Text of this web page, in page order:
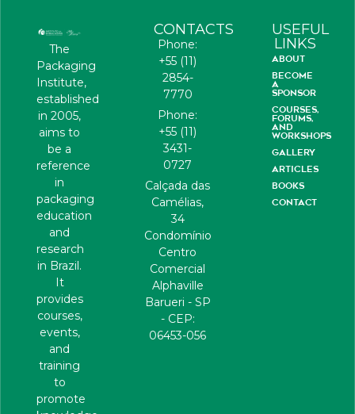
The
Packaging
Institute,
established
in 2005,
aims to
be a
reference
in
packaging
education
and
research
in Brazil.
It
provides
courses,
events,
and
training
to
promote
CONTACTS
Phone:
+55 (11)
2854-
7770
Phone:
+55 (11)
3431-
0727
Calçada das
Camélias,
34
Condomínio
Centro
Comercial
Alphaville
Barueri - SP
- CEP:
06453-056
USEFUL
LINKS
ABOUT
BECOME
A
SPONSOR
COURSES,
FORUMS,
AND
WORKSHOPS
GALLERY
ARTICLES
BOOKS
CONTACT